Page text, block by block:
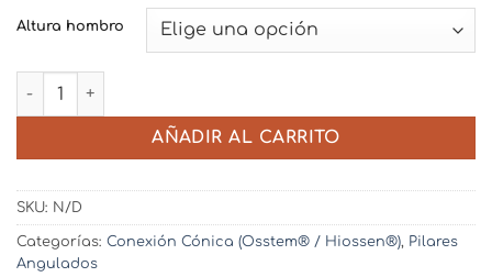
Altura hombro
Pilar Angulado 25° con Hombro - Plataforma Regular
AÑADIR AL CARRITO
SKU: N/D
Categorías: Conexión Cónica (Osstem® / Hiossen®), Pilares
Angulados